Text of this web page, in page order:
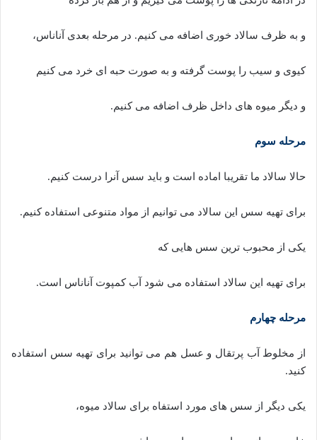
و به ظرف سالاد خوری اضافه می کنیم. در مرحله بعدی آناناس،
کیوی و سیب را پوست گرفته و به صورت حبه ای خرد می کنیم
و دیگر میوه های داخل ظرف اضافه می کنیم.
مرحله سوم
حالا سالاد ما تقریبا اماده است و باید سس آنرا درست کنیم.
برای تهیه سس این سالاد می توانیم از مواد متنوعی استفاده کنیم.
یکی از محبوب ترین سس هایی که
برای تهیه این سالاد استفاده می شود آب کمپوت آناناس است.
مرحله چهارم
از مخلوط آب پرتقال و عسل هم می توانید برای تهیه سس استفاده
کنید.
یکی دیگر از سس های مورد استفاه برای سالاد میوه،